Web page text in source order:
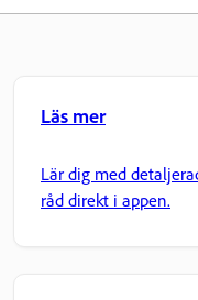
Läs mer
Lär dig med
råd direkt i appen.